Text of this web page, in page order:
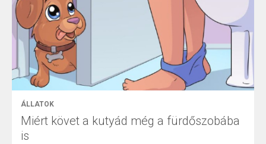
ÁLLATOK
Miért követ a kutyád még a fürdőszobába
is